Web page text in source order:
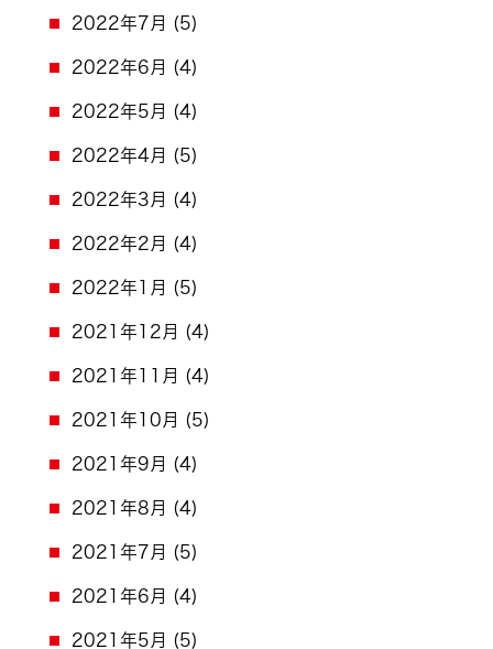
2022年7月 (5)
2022年6月 (4)
2022年5月 (4)
2022年4月 (5)
2022年3月 (4)
2022年2月 (4)
2022年1月 (5)
2021年12月 (4)
2021年11月 (4)
2021年10月 (5)
2021年9月 (4)
2021年8月 (4)
2021年7月 (5)
2021年6月 (4)
2021年5月 (5)